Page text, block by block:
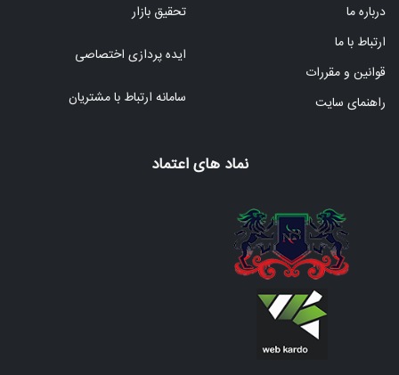
درباره ما
ارتباط با ما
قوانین و مقررات
راهنمای سایت
تحقیق بازار
ایده پردازی اختصاصی
سامانه ارتباط با مشتریان
نماد های اعتماد